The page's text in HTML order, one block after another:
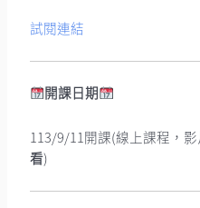
試閱連結
開課日期
113/9/11開課(線上課程，
看)